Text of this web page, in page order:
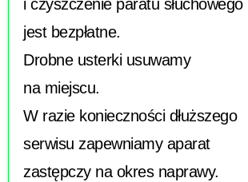
i czyszczenie paratu słuchowego
jest bezpłatne.
Drobne usterki usuwamy
na miejscu.
W razie konieczności dłuższego
serwisu zapewniamy aparat
zastępczy na okres naprawy.